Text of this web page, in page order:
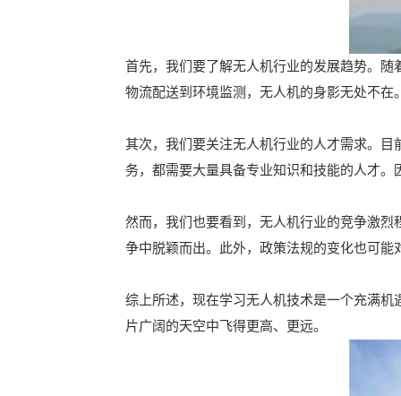
首先，我们要了解无人机行业的发展趋势。
物流配送到环境监测，无人机的身影无处不
其次，我们要关注无人机行业的人才需求。
务，都需要大量具备专业知识和技能的人才
然而，我们也要看到，无人机行业的竞争激
争中脱颖而出。此外，政策法规的变化也可
综上所述，现在学习无人机技术是一个充满
片广阔的天空中飞得更高、更远。